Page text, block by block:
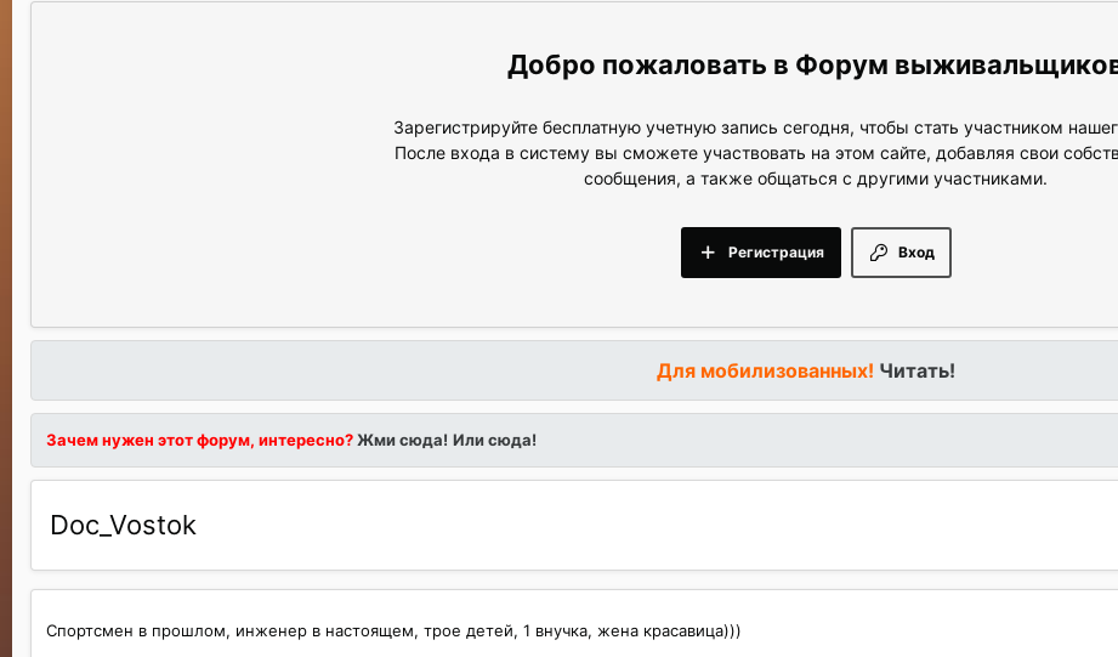
Форум
Зарегистрируйте бесплатную учетную запись сегодня, чтобы стать участником
После входа в систему вы сможете участвовать на этом сайте, добавляя свои
сообщения, а также общаться с другими участниками.
Вход
Регистрация
Для мобилизованных! Читать!
Зачем нужен этот форум, интересно?Жми сюда! Или сюда!
Doc_Vostok
Спортсмен в прошлом, инженер в настоящем, трое детей, 1 внучка, жена красавица)))